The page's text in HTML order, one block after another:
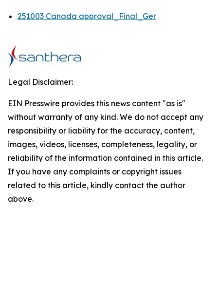
251003 Canada approval_Final_Ger
Legal Disclaimer:
EIN Presswire provides this news content "as is"
without warranty of any kind. We do not accept any
responsibility or liability for the accuracy, content,
images, videos, licenses, completeness, legality, or
reliability of the information contained in this article.
If you have any complaints or copyright issues
related to this article, kindly contact the author
above.